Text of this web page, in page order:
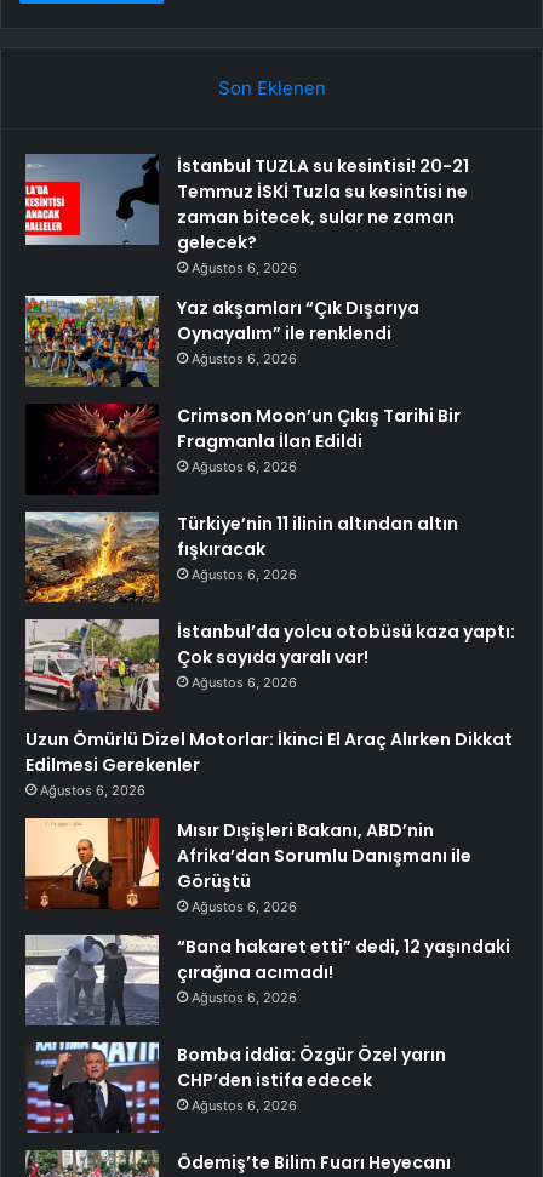
Son Eklenen
İstanbul TUZLA su kesintisi! 20-21
Temmuz İSKİ Tuzla su kesintisi ne
zaman bitecek, sular ne zaman
gelecek?
Ağustos 6, 2026
Yaz akşamları “Çık Dışarıya
Oynayalım” ile renklendi
Ağustos 6, 2026
Crimson Moon’un Çıkış Tarihi Bir
Fragmanla İlan Edildi
Ağustos 6, 2026
Türkiye’nin 11 ilinin altından altın
fışkıracak
Ağustos 6, 2026
İstanbul’da yolcu otobüsü kaza yaptı:
Çok sayıda yaralı var!
Ağustos 6, 2026
Uzun Ömürlü Dizel Motorlar: İkinci El Araç Alırken Dikkat
Edilmesi Gerekenler
Ağustos 6, 2026
Mısır Dışişleri Bakanı, ABD’nin
Afrika’dan Sorumlu Danışmanı ile
Görüştü
Ağustos 6, 2026
“Bana hakaret etti” dedi, 12 yaşındaki
çırağına acımadı!
Ağustos 6, 2026
Bomba iddia: Özgür Özel yarın
CHP’den istifa edecek
Ağustos 6, 2026
Ödemiş’te Bilim Fuarı Heyecanı